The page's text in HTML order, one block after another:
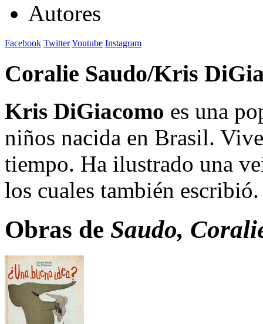
Autores
Facebook TwitterYoutube Instagram
Coralie Saudo/Kris
Kris DiGiacomo es una
niños nacida en Brasil.
tiempo. Ha ilustrado una
los cuales también escribió.
Obras de Saudo,